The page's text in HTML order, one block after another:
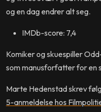
og en dag endrer alt seg.
IMDb-score: 7,4
Komiker og skuespiller
som manusforfatter for en
Marte Hedenstad skrev
5-anmeldelse hos